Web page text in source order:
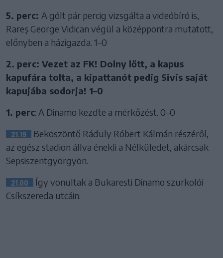
5. perc: A gólt pár percig vizsgálta a videóbíró is,
Rareș George Vidican végül a középpontra mutatott,
előnyben a házigazda. 1–0
2. perc: Vezet az FK! Dolny lőtt, a kapus
kapufára tolta, a kipattanót pedig Sivis saját
kapujába sodorja! 1–0
1. perc: A Dinamo kezdte a mérkőzést. 0–0
21.19
Beköszöntő Ráduly Róbert Kálmán részéről,
az egész stadion állva énekli a Nélküledet, akárcsak
Sepsiszentgyörgyön.
21.00
Így vonultak a Bukaresti Dinamo szurkolói
Csíkszereda utcáin.